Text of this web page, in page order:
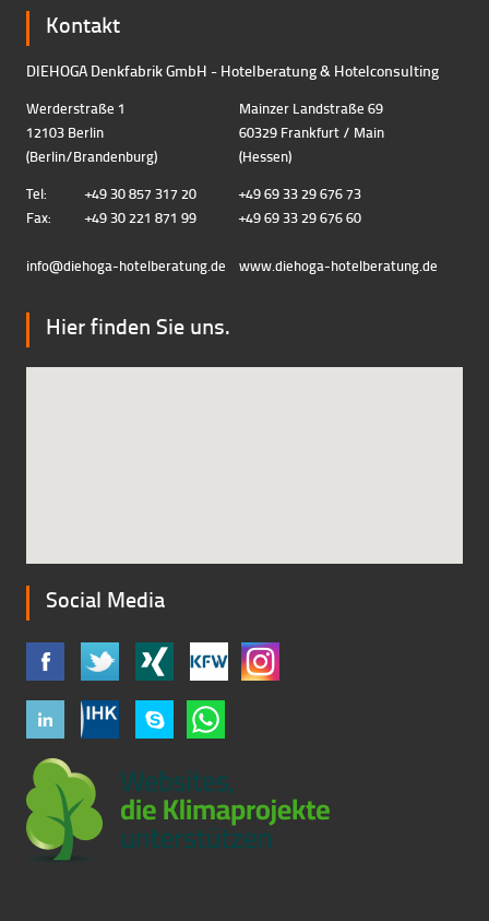
Kontakt
DIEHOGA Denkfabrik GmbH - Hotelberatung & Hotelconsulting
Werderstraße 1
12103 Berlin
(Berlin/Brandenburg)
Mainzer Landstraße 69
60329 Frankfurt / Main
(Hessen)
Tel:
+49 30 857 317 20
+49 69 33 29 676 73
Fax:
+49 30 221 871 99 +49 69 33 29 676 60
info@diehoga-hotelberatung.de www.diehoga-hotelberatung.de
Hier finden Sie uns.
Social Media